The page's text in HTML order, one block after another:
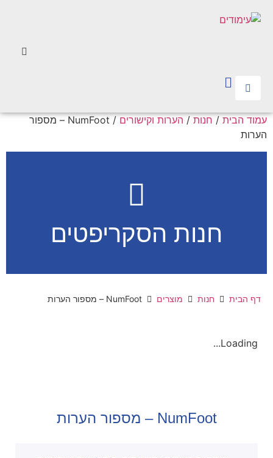
עמוד הבית / חנות / הערות וקישורים
/ NumFoot – מספור
הערות
חנות הסקריפטים
דף הבית חנות מוצרים NumFoot – מספור הערות
Loading...
NumFoot – מספור הערות